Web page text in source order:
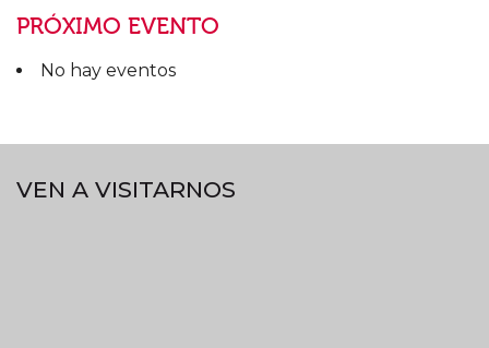
PRÓXIMO EVENTO
No hay eventos
VEN A VISITARNOS